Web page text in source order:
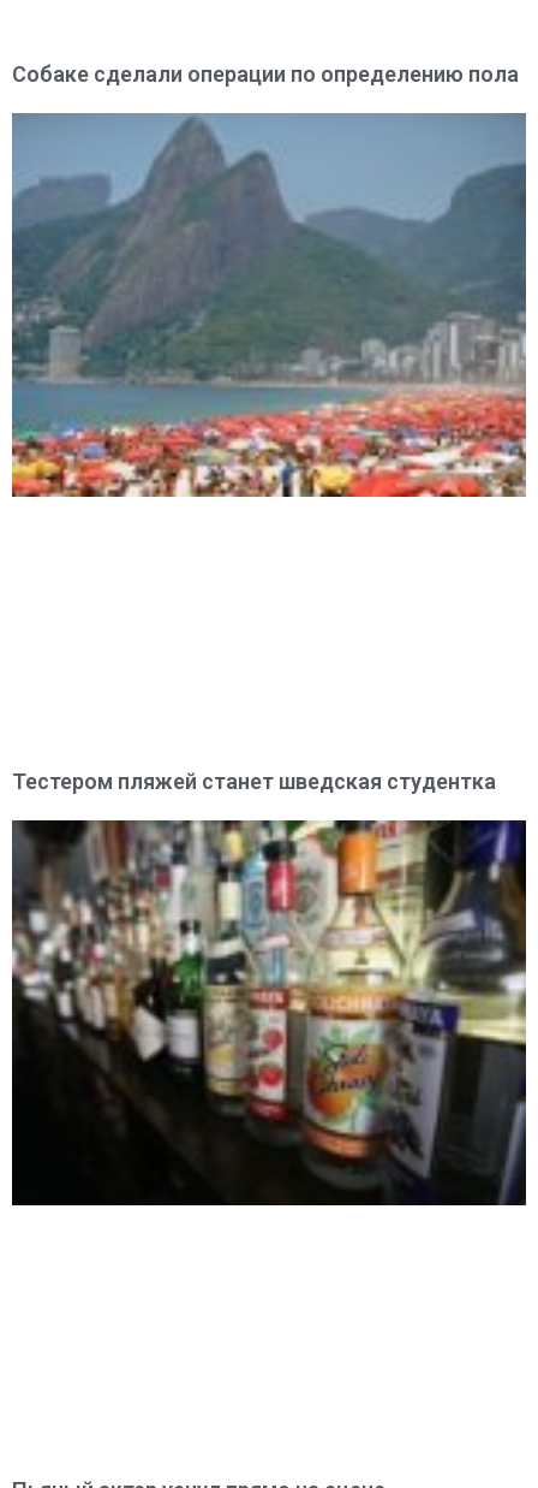
Собаке сделали операции по определению пола
Тестером пляжей станет шведская студентка